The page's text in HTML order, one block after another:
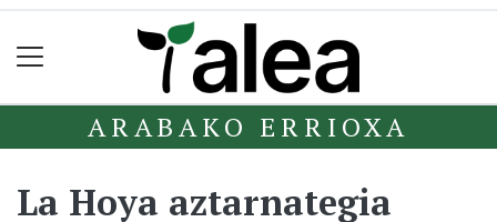
ARABAKO ERRIOXA
La Hoya aztarnategia